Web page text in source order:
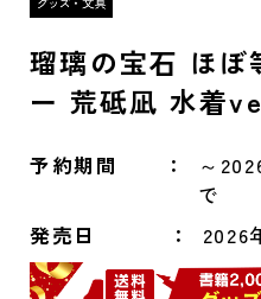
瑠璃の宝石 ほぼ
ー 荒砥凪 水着
予約期間
～
で
発売日
2026